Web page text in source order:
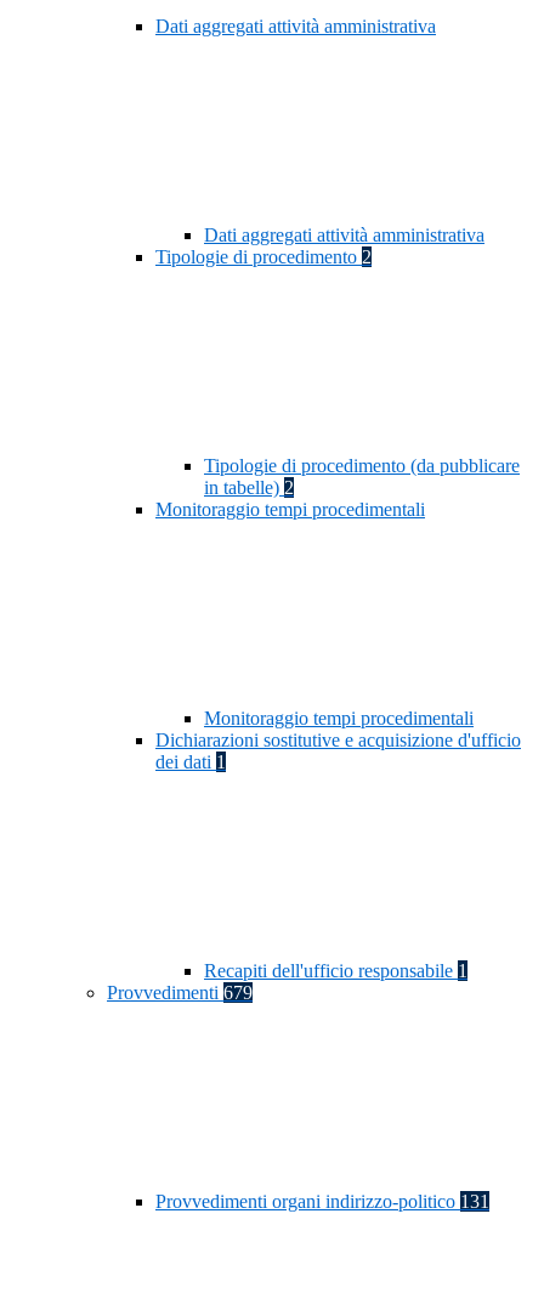
Dati aggregati attività amministrativa
Dati aggregati attività amministrativa
Tipologie di procedimento 2
Tipologie di procedimento (da pubblicare
in tabelle) 2
Monitoraggio tempi procedimentali
Monitoraggio tempi procedimentali
Dichiarazioni sostitutive e acquisizione d'ufficio
dei dati 1
Recapiti dell'ufficio responsabile 1
Provvedimenti 679
Provvedimenti organi indirizzo-politico 131